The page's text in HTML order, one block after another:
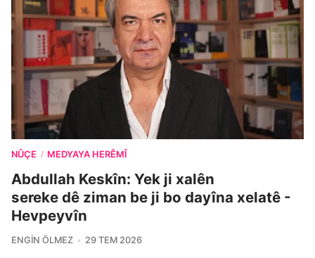
NÛÇE / MEDYAYA HERÊMÎ
Abdullah Keskîn: Yek ji xalên
sereke dê ziman be ji bo dayîna xelatê -
Hevpeyvîn
ENGIN ÖLMEZ 29 TEM 2026